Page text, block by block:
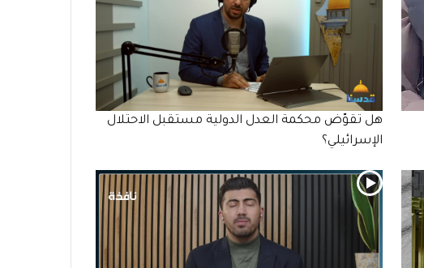
هل تقوّض محكمة العدل الدولية مستقبل الاحتلال
الإسرائيلي؟